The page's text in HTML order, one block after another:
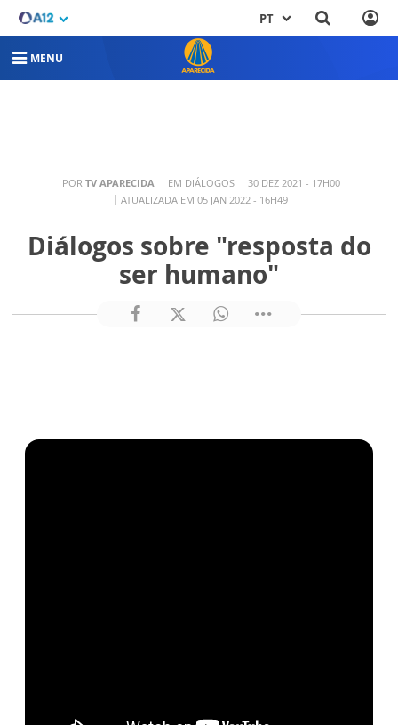
PT
MENU
POR TV APARECIDA EM DIÁLOGOS
30 DEZ 2021 - 17H00
ATUALIZADA EM 05 JAN 2022 - 16H49
Diálogos sobre "resposta do
ser humano"